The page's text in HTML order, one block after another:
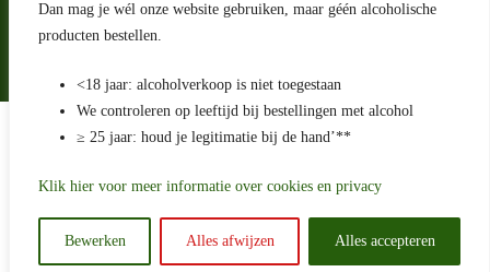
Dan mag je wél onze website gebruiken, maar géén alcoholische
producten bestellen.
<18 jaar: alcoholverkoop is niet toegestaan
We controleren op leeftijd bij bestellingen met alcohol
≥ 25 jaar: houd je legitimatie bij de hand’**
Klik hier voor meer informatie over cookies en privacy
Bewerken Alles afwijzen Alles accepteren
Bij bezorging van alcoholhoudende dranken voert de bezorger
Algemene voorwaarden
Betaling en levering